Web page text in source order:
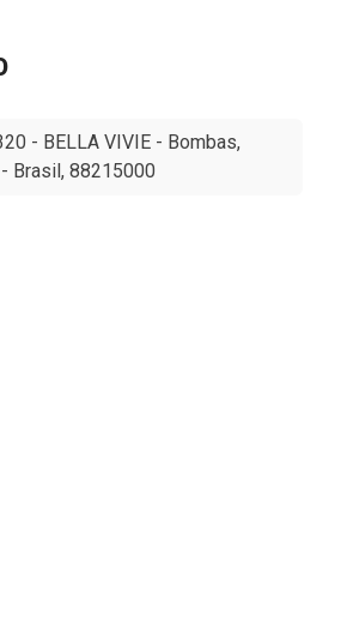
- BELLA VIVIE - Bombas,
Brasil, 88215000